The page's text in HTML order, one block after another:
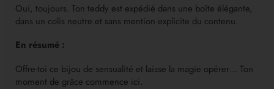
Oui, toujours. Ton teddy est expédié dans une boîte élégante,
dans un colis neutre et sans mention explicite du contenu.
En résumé :
Offre-toi ce bijou de sensualité et laisse la magie opérer… Ton
moment de grâce commence ici.